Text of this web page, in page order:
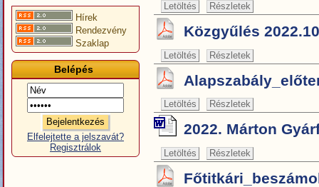
Hírek
Rendezvény
Szaklap
Belépés
Elfelejtette a jelszavát?
Regisztrálok
Letöltés Részletek
Közgyűlés
Letöltés Részletek
Letöltés Részletek
2022. Márton
Letöltés Részletek